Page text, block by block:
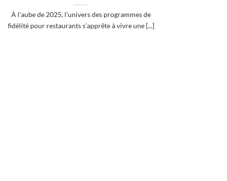
À l’aube de 2025, l’univers des programmes de
fidélité pour restaurants s’apprête à vivre une [...]